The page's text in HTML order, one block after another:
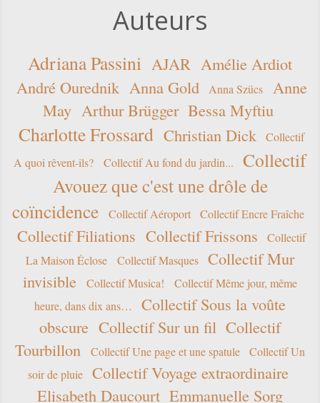
Auteurs
Adriana Passini AJAR Amélie Ardiot
André Ourednik Anna Gold Anna Szücs
Anne
May Arthur Brügger Bessa Myftiu
Charlotte Frossard Christian Dick
Collectif
A quoi rêvent-ils?
Collectif Au fond du jardin...
Collectif
Avouez que c'est une drôle de
coïncidence
Collectif Aéroport Collectif Encre Fraîche
Collectif Filiations Collectif Frissons
Collectif
La Maison Éclose
Collectif Masques
Collectif Mur
invisible
Collectif Musica!
Collectif Même jour, même
heure, dans dix ans…
Collectif Sous la voûte
obscure Collectif Sur un fil Collectif
Tourbillon
Collectif Une page et une spatule
Collectif Un
soir de pluie
Collectif Voyage extraordinaire
Elisabeth Daucourt Emmanuelle Sorg